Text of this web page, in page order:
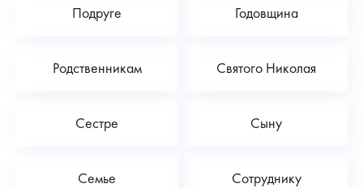
Подруге Годовщина
Родственникам Святого Николая
Сестре Сыну
Семье Сотруднику